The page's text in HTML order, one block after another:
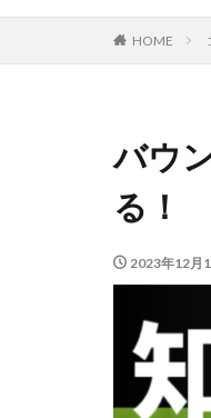
HOME
バウ
る！
2023年12月